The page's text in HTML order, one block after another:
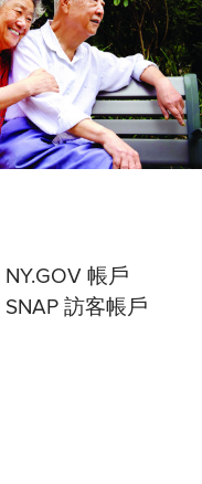
帳戶
訪客帳戶